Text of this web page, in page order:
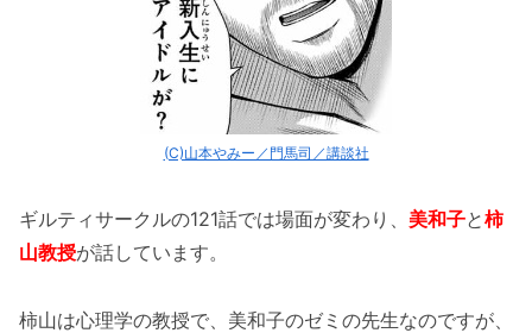
(C)山本やみー／門馬司／講談社
ギルティサークルの121話では場面が変わり、 美和子と柿
山教授が話しています。
柿山は心理学の教授で、美和子のゼミの先生なのですが、